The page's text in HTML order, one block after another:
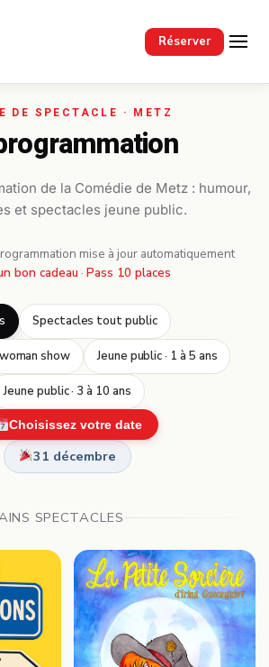
Réserver
principal
de la Comédie de Metz : humour,
et spectacles jeune public.
mise à jour automatiquement
bon cadeau · Pass 10 places
Spectacles tout public
show Jeune public · 1 à 5 ans
Jeune public · 3 à 10 ans
Choisissez votre date
31 décembre
SPECTACLES